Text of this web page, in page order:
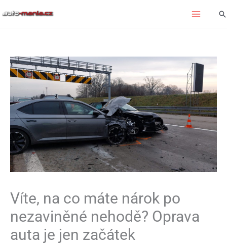
Víte, na co máte nárok po
nezaviněné nehodě? Oprava
auta je jen začátek